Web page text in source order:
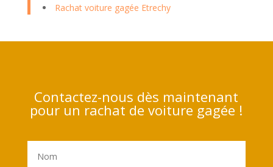
Rachat voiture gagée Etrechy
Contactez-nous dès maintenant
pour un rachat de voiture gagée !